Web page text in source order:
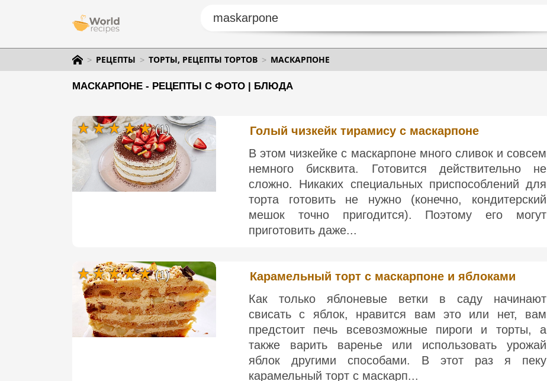
РЕЦЕПТЫ ТОРТЫ, РЕЦЕПТЫ ТОРТОВ МАСКАРПОНЕ
МАСКАРПОНЕ - РЕЦЕПТЫ С ФОТО | БЛЮДА
Голый чизкейк тирамису с маскарпоне
В этом чизкейке с маскарпоне много сливок и совсем
немного бисквита. Готовится действительно не
сложно. Никаких специальных приспособлений для
торта готовить не нужно (конечно, кондитерский
мешок точно пригодится). Поэтому его могут
приготовить даже...
(1)
Карамельный торт с маскарпоне и яблоками
Как только яблоневые ветки в саду начинают
свисать с яблок, нравится вам это или нет, вам
предстоит печь всевозможные пироги и торты, а
также варить варенье или использовать урожай
яблок другими способами. В этот раз я пеку
карамельный торт с маскарп...
(1)